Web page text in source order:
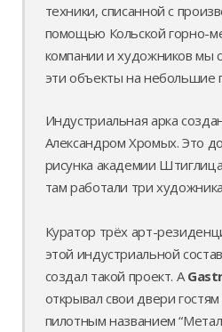
техники, списанной с
помощью Кольской горно-
компании и художников мы
эти объекты на небольшие
Индустриальная арка
Александром Хромых. Это
рисунка академии
там работали три
Куратор трёх арт-
этой индустриальной
создал такой проект. А
открывал свои двери
пилотным названием